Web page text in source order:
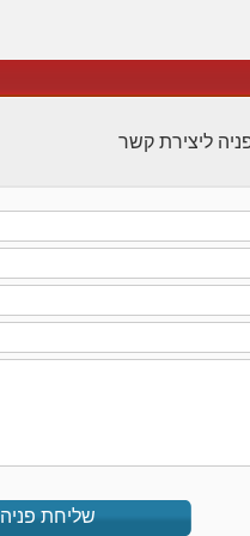
ליצירת קשר
שליחת פניה